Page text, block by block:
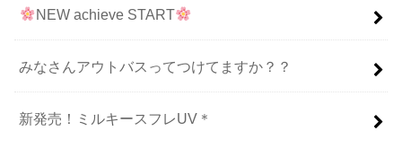
NEW achieve START
みなさんアウトバスってつけてますか？？
新発売！ミルキースフレUV＊